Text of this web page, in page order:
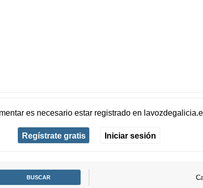
es necesario estar registradoen
Regístrate gratis Iniciar sesión